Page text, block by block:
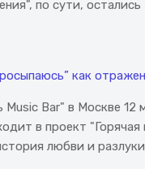
по сути,
как
Bar" в Москве
в проект
любви и